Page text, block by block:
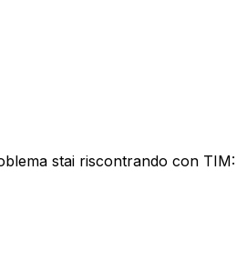
stai riscontrando con TIM: